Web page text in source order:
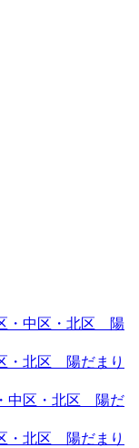
・中区・北区 陽
・北区 陽だまり
中区・北区 陽だ
・北区 陽だまり